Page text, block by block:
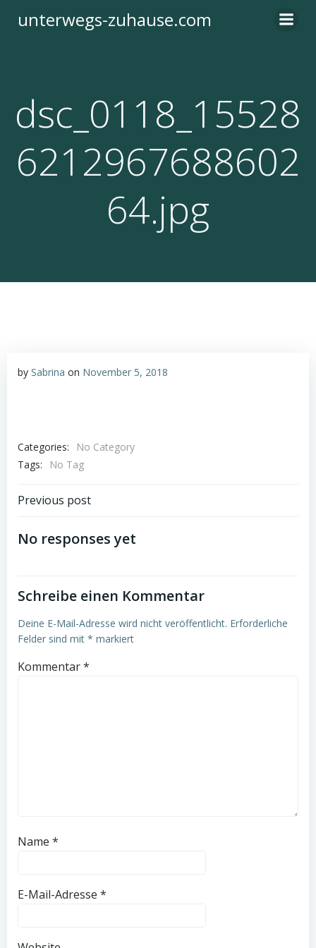
Inhalt
unterwegs-zuhause.com
dsc_0118_15528
6212967688602
64.jpg
by Sabrina on November 5, 2018
Categories:
No Category
Tags:
No Tag
Post
navigation
Previous post
No responses yet
Schreibe einen Kommentar
Deine E-Mail-Adresse wird nicht veröffentlicht. Erforderliche
Felder sind mit * markiert
Kommentar*
Name *
E-Mail-Adresse *